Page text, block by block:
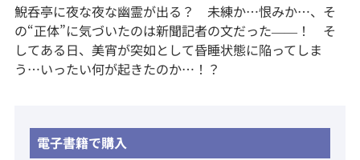
鯢呑亭に夜な夜な幽霊が出る？ 未練か…恨みか…、そ
の“正体”に気づいたのは新聞記者の文だった――！ そ
してある日、美宵が突如として昏睡状態に陥ってしま
う…いったい何が起きたのか…！？
電子書籍で購入